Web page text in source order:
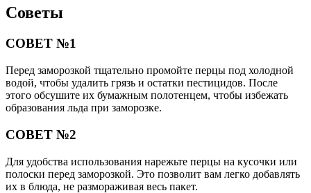
Советы
СОВЕТ №1
Перед заморозкой тщательно промойте перцы под холодной
водой, чтобы удалить грязь и остатки пестицидов. После
этого обсушите их бумажным полотенцем, чтобы избежать
образования льда при заморозке.
СОВЕТ №2
Для удобства использования нарежьте перцы на кусочки или
полоски перед заморозкой. Это позволит вам легко добавлять
их в блюда, не размораживая весь пакет.